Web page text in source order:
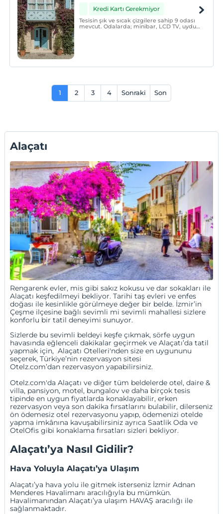
Kredi Kartı Gerekmiyor
Tesisin şık ve sıcak çizgilere sahip 9 odası
mevcut. Odalarda; minibar, LCD TV, uydu
1 2 3 4 Sonraki Son
Alaçatı
Rengarenk evler, mis gibi sakız kokusu ve dar sokakları ile
Alaçatı keşfedilmeyi bekliyor. Tarihi taş evleri ve enfes
doğası ile kesinlikle görülmeye değer bir belde. İzmir’in
Çeşme ilçesine bağlı sevimli mi sevimli mahallesi sizlere
konforlu bir tatil deneyimi sunuyor.
Sizlerde bu sevimli beldeyi keşfe çıkmak, sörfe uygun
havasında eğlenceli dakikalar geçirmek ve Alaçatı’da tatil
yapmak için, Alaçatı Otelleri'nden size en uygununu
seçerek, Türkiye’nin rezervasyon sitesi
Otelz.com’dan rezervasyon yapabilirsiniz.
Otelz.com'da Alaçatı ve diğer tüm beldelerde otel, daire &
villa, pansiyon, motel, bungalov ve daha birçok tesis
tipinde en uygun fiyatlarda konaklayabilir,erken
rezervasyon veyason dakika fırsatlarını bulabilir, dilerseniz
ön ödemesiz otel rezervasyonu yapıp, ödemenizi otelde
yapma imkânına kavuşabilirsiniz ayrıcaSaatlik Oda ve
OtelOfis gibi konaklama fırsatları sizleri bekliyor.
Alaçatı’ya Nasıl Gidilir?
Hava Yoluyla Alaçatı’ya Ulaşım
Alaçatı’ya hava yolu ile gitmek isterseniz İzmir Adnan
Menderes Havalimanı aracılığıyla bu mümkün.
Havalimanından Alaçatı’ya ulaşım HAVAŞ aracılığı ile
sağlanmaktadır.